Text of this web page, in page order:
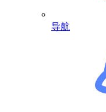
导航